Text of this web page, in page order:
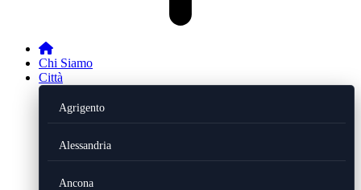
Chi Siamo
Città
Agrigento
Alessandria
Ancona